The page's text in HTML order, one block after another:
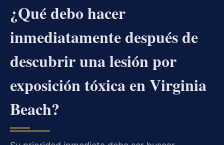
¿Qué debo hacer
inmediatamente después de
descubrir una lesión por
exposición tóxica en Virginia
Beach?